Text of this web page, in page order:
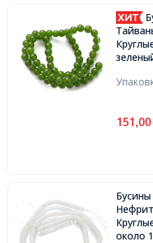
Бусины Натуральный
151,00
около